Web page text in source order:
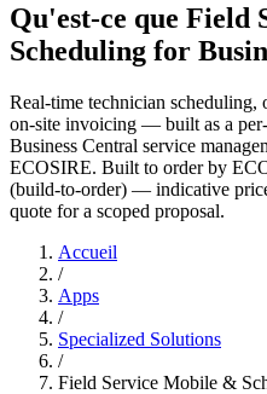
Qu'est-ce que Field
Scheduling for
Real-time technician
on-site invoicing — built as a
Business Central service
ECOSIRE. Built to order by
(build-to-order) — indicative
quote for a scoped proposal.
Accueil
/
Apps
/
Specialized Solutions
/
Field Service Mobile &